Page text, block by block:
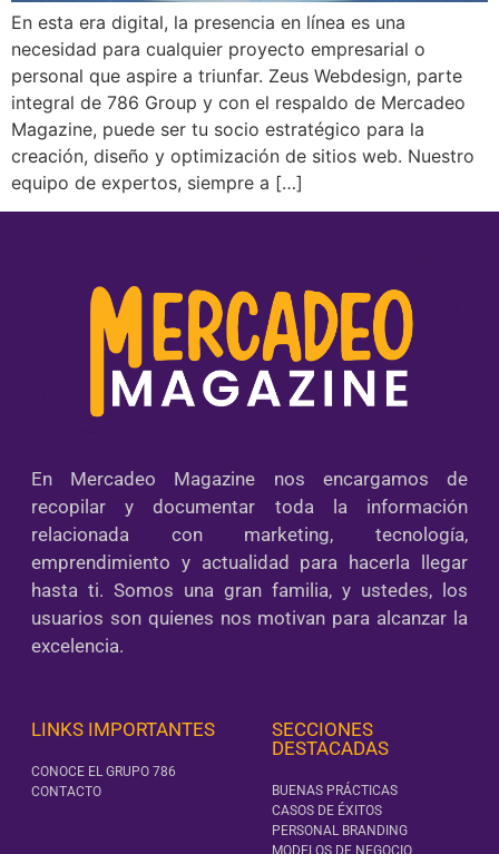
En esta era digital, la presencia en línea es una
necesidad para cualquier proyecto empresarial o
personal que aspire a triunfar. Zeus Webdesign, parte
integral de 786 Group y con el respaldo de Mercadeo
Magazine, puede ser tu socio estratégico para la
creación, diseño y optimización de sitios web. Nuestro
equipo de expertos, siempre a […]
En Mercadeo Magazine nos encargamos de
recopilar y documentar toda la información
relacionada con marketing, tecnología,
emprendimiento y actualidad para hacerla llegar
hasta ti. Somos una gran familia, y ustedes, los
usuarios son quienes nos motivan para alcanzar la
excelencia.
LINKS IMPORTANTES
CONOCE EL GRUPO 786
CONTACTO
SECCIONES
DESTACADAS
BUENAS PRÁCTICAS
CASOS DE ÉXITOS
PERSONAL BRANDING